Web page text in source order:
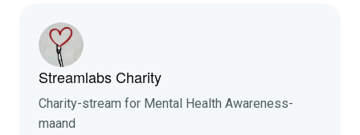
Streamlabs Charity
Charity-stream for Mental Health Awareness-
maand